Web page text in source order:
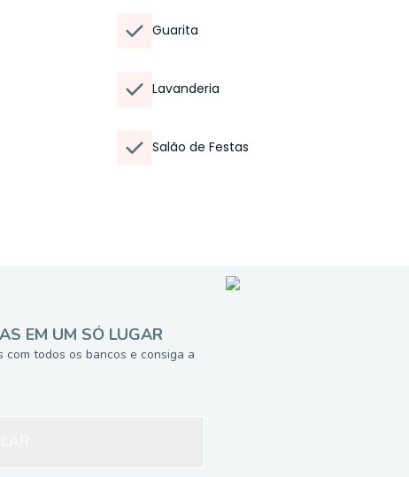
Guarita
Lavanderia
Salão de Festas
EM UM SÓ LUGAR
todos os bancos e consiga a